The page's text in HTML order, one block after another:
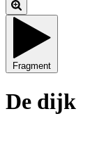
Fragment
De dijk